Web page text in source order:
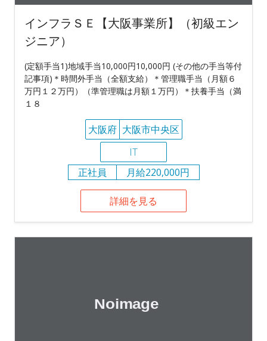
インフラＳＥ【大阪事業所】（初級エン
ジニア）
(定額手当1)地域手当10,000円10,000円 (その他の手当等付
記事項)＊時間外手当（全額支給）＊管理職手当（月額６
万円１２万円）（準管理職は月額１万円）＊扶養手当（満
１８
大阪府 大阪市中央区
IT
正社員
月給220,000円
詳細を見る